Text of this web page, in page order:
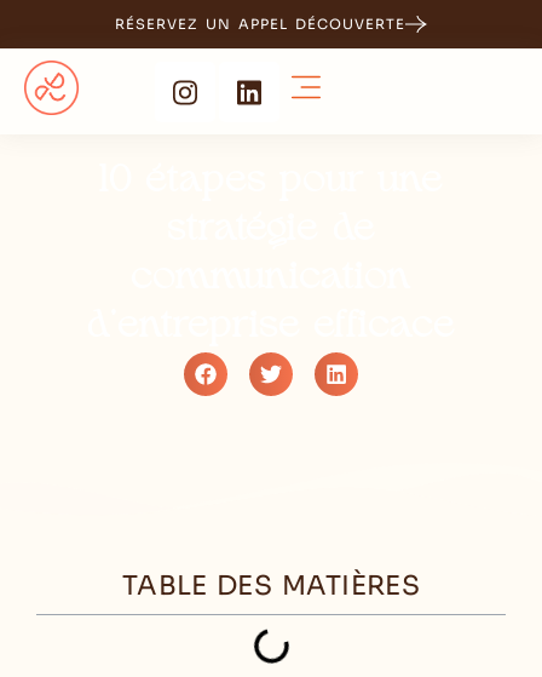
RÉSERVEZ UN APPEL DÉCOUVERTE
TABLE DES MATIÈRES